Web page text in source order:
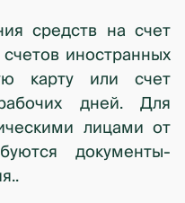
средств на счет
иностранных
карту или счет
дней. Для
лицами от
документы-